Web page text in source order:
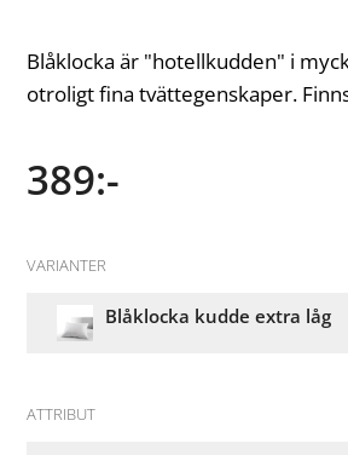
Blåklocka är "hotellkudden" i
otroligt fina tvättegenskaper.
389:-
VARIANTER
Blåklocka kudde extra låg
ATTRIBUT